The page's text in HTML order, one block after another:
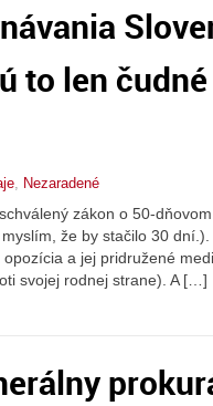
to len
Nezaradené
zákon o 50-
že by stačilo 30
a jej pridružené
svojej rodnej strane). A […]